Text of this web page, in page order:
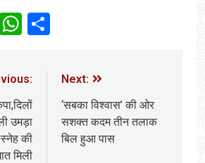
EmailWhatsApp
उमड़ा
की
मिली
Next:
‘सबका विश्वास’ की ओर
सशक्त कदम तीन तलाक
बिल हुआ पास